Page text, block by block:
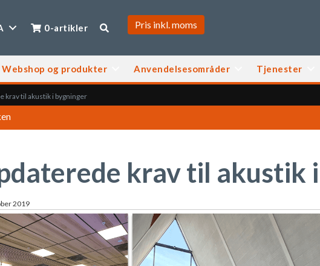
0-artikler
Webshop og produkter Anvendelsesområder Tjenester
krav til akustik i bygninger
krav til akustik
2019